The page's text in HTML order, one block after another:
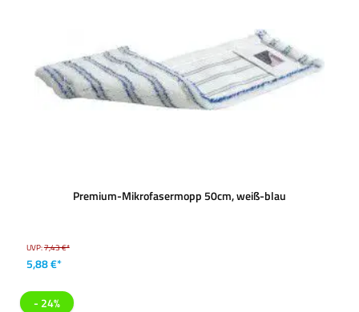
Premium-Mikrofasermopp 50cm, weiß-blau
UVP:7,43 €*
5,88 €*
- 24%